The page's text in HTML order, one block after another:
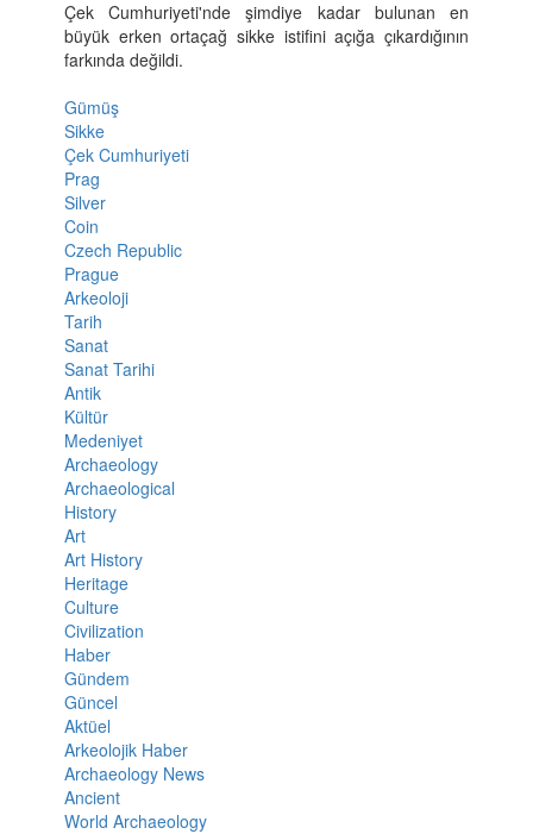
Çek Cumhuriyeti'nde şimdiye kadar bulunan en
büyük erken ortaçağ sikke istifini açığa çıkardığının
farkında değildi.
Gümüş
Sikke
Çek Cumhuriyeti
Prag
Silver
Coin
Czech Republic
Prague
Arkeoloji
Tarih
Sanat
Sanat Tarihi
Antik
Kültür
Medeniyet
Archaeology
Archaeological
History
Art
Art History
Heritage
Culture
Civilization
Haber
Gündem
Güncel
Aktüel
Arkeolojik Haber
Archaeology News
Ancient
World Archaeology